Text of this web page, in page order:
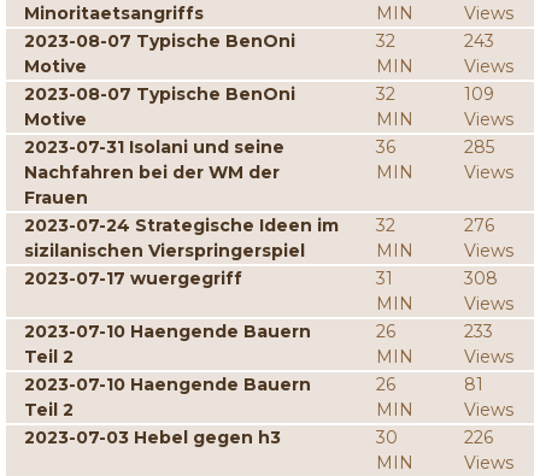
Minoritaetsangriffs
MIN
Views
2023-08-07 Typische BenOni
Motive
32
MIN
243
Views
2023-08-07 Typische BenOni
Motive
32
MIN
109
Views
2023-07-31 Isolani und seine
Nachfahren bei der WM der
Frauen
36
MIN
285
Views
2023-07-24 Strategische Ideen im
sizilanischen Vierspringerspiel
32
MIN
276
Views
2023-07-17 wuergegriff
31
MIN
308
Views
2023-07-10 Haengende Bauern
Teil 2
26
MIN
233
Views
2023-07-10 Haengende Bauern
Teil 2
26
MIN
81
Views
2023-07-03 Hebel gegen h3
30
MIN
226
Views